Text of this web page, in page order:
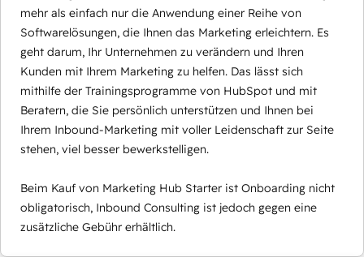
mehr als einfach nur die Anwendung einer Reihe von
Softwarelösungen, die Ihnen das Marketing erleichtern. Es
geht darum, Ihr Unternehmen zu verändern und Ihren
Kunden mit Ihrem Marketing zu helfen. Das lässt sich
mithilfe der Trainingsprogramme von HubSpot und mit
Beratern, die Sie persönlich unterstützen und Ihnen bei
Ihrem Inbound-Marketing mit voller Leidenschaft zur Seite
stehen, viel besser bewerkstelligen.
Beim Kauf von Marketing Hub Starter ist Onboarding nicht
obligatorisch, Inbound Consulting ist jedoch gegen eine
zusätzliche Gebühr erhältlich.